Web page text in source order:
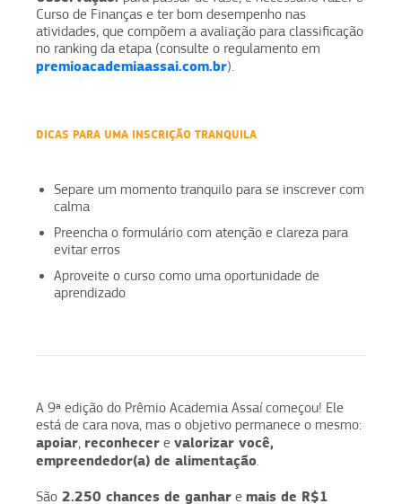
Curso de Finanças e ter bom desempenho nas
atividades, que compõem a avaliação para classificação
no ranking da etapa (consulte o regulamento em
premioacademiaassai.com.br).
DICAS PARA UMA INSCRIÇÃO TRANQUILA
Separe um momento tranquilo para se inscrever com
calma
Preencha o formulário com atenção e clareza para
evitar erros
Aproveite o curso como uma oportunidade de
aprendizado
A 9ª edição do Prêmio Academia Assaí começou! Ele
está de cara nova, mas o objetivo permanece o mesmo:
apoiar, reconhecer e valorizar você,
empreendedor(a) de alimentação.
São 2.250 chances de ganhar e mais de R$1